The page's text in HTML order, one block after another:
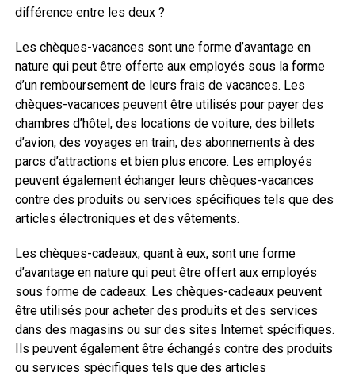
différence entre les deux ?
Les chèques-vacances sont une forme d’avantage en
nature qui peut être offerte aux employés sous la forme
d’un remboursement de leurs frais de vacances. Les
chèques-vacances peuvent être utilisés pour payer des
chambres d’hôtel, des locations de voiture, des billets
d’avion, des voyages en train, des abonnements à des
parcs d’attractions et bien plus encore. Les employés
peuvent également échanger leurs chèques-vacances
contre des produits ou services spécifiques tels que des
articles électroniques et des vêtements.
Les chèques-cadeaux, quant à eux, sont une forme
d’avantage en nature qui peut être offert aux employés
sous forme de cadeaux. Les chèques-cadeaux peuvent
être utilisés pour acheter des produits et des services
dans des magasins ou sur des sites Internet spécifiques.
Ils peuvent également être échangés contre des produits
ou services spécifiques tels que des articles